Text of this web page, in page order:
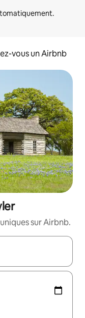
vous un Airbnb
sur Airbnb.
les en utilisant